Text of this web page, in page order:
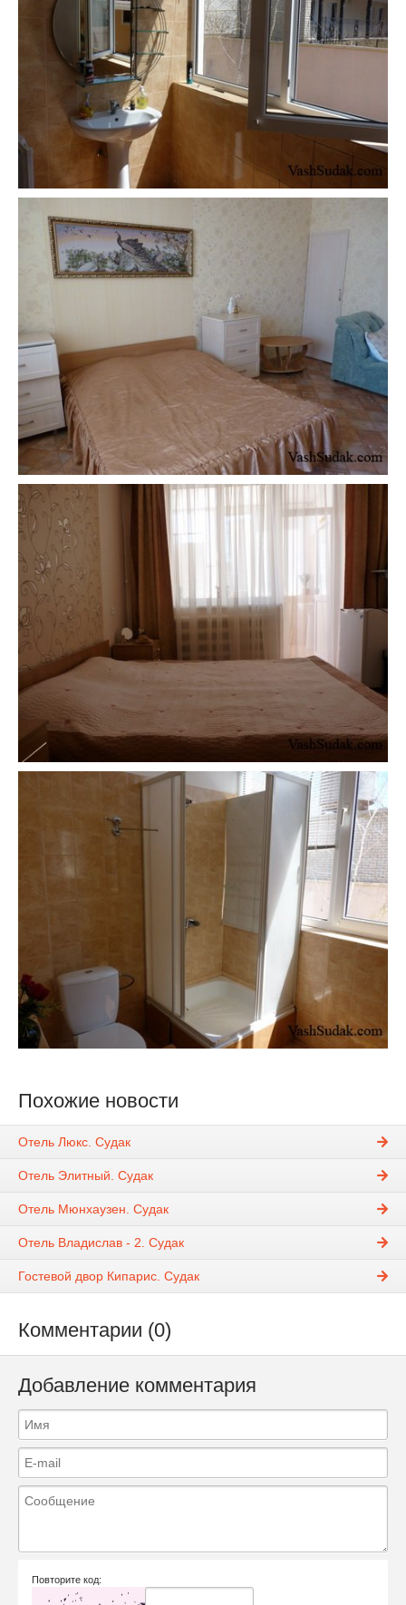
Похожие новости
Отель Люкс. Судак
Отель Элитный. Судак
Отель Мюнхаузен. Судак
Отель Владислав - 2. Судак
Гостевой двор Кипарис. Судак
Комментарии (0)
Добавление комментария
Повторите код: